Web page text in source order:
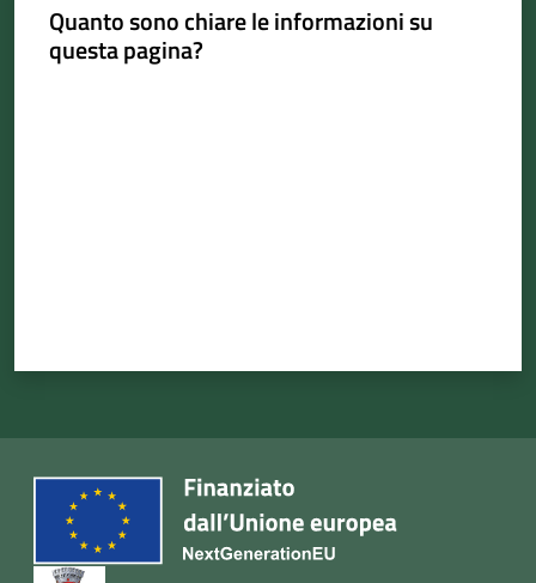
Quanto sono chiare le informazioni su
questa pagina?